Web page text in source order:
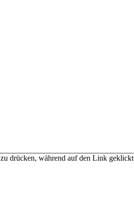
drücken, während auf den Link